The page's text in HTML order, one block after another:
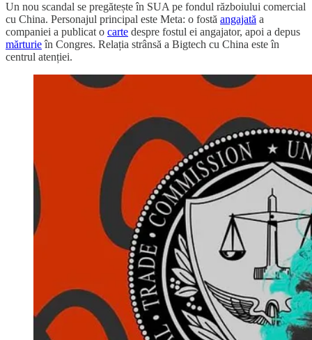
Un nou scandal se pregătește în SUA pe fondul războiului comercial
cu China. Personajul principal este Meta: o fostă angajată a
companiei a publicat o carte despre fostul ei angajator, apoi a depus
mărturieîn Congres. Relația strânsă a Bigtech cu China este în
centrul atenției.